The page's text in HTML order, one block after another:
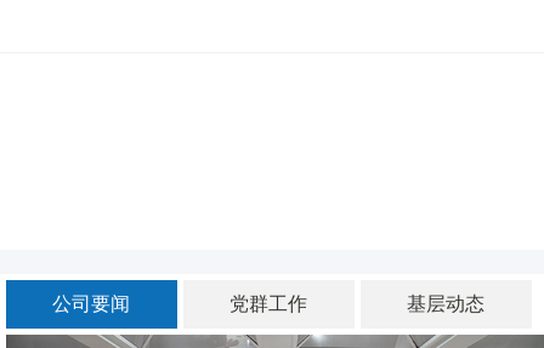
公司要闻 党群工作 基层动态